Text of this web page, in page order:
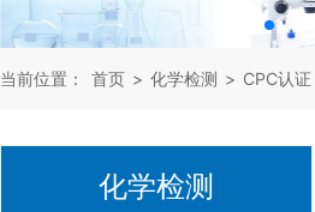
当前位置： 首页 > 化学检测 > CPC认证
化学检测